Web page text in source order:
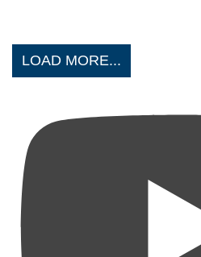
LOAD MORE...